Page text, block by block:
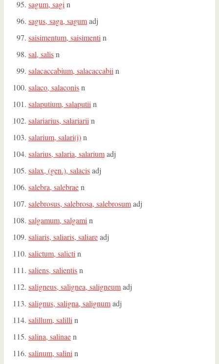
sagum, sagi n
sagus, saga, sagumadj
saisimentum, saisimenti n
sal, salisn
salacaccabium, salacaccabii n
salaco, salaconisn
salaputium, salaputii n
salariarius, salariarii n
salarium, salari(i)n
salarius, salaria, salariumadj
salax, (gen.), salacisadj
salebra, salebraen
salebrosus, salebrosa, salebrosumadj
salgamum, salgami n
saliaris, saliaris, saliareadj
salictum, salicti n
saliens, salientisn
saligneus, salignea, saligneumadj
salignus, saligna, salignumadj
salillum, salilli n
salina, salinaen
salinum, salini n